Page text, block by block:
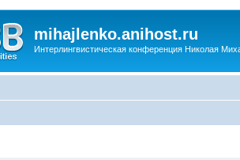
mihajlenko.anihost.ru
Интерлингвистическая конференция Николая